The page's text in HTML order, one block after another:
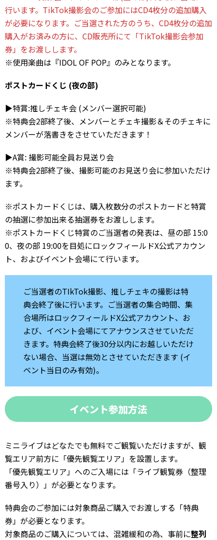
行います。TikTok撮影会のご参加にはCD4枚分の追加購入
が必要になります。ご当選された方のうち、CD4枚分の追加
購入がお済みの方に、CD販売所にて「TikTok撮影会参加
券」をお渡しします。
※使用楽曲は『IDOL OF POP』のみとなります。
ポストカードくじ (夜の部)
▶︎特賞:推しチェキ会 (メンバー選択可能)
※特典会2部終了後、メンバーとチェキ撮影＆そのチェキに
メンバーが落書きをさせていただきます！
▶︎A賞: 撮影可能全員お見送り会
※特典会2部終了後、撮影可能のお見送り会に参加いただけ
ます。
※ポストカードくじは、購入枚数分のポストカードと特賞
の抽選に参加出来る抽選券をお渡しします。
※ポストカードくじ特賞のご当選者の発表は、昼の部 15:0
0、夜の部 19:00を目処にロックフィールドX公式アカウン
ト、およびイベント会場にて行います。
ご当選者のTIkTok撮影、推しチェキの撮影は特
典会終了後に行います。ご当選者の集合時間、集
合場所はロックフィールドX公式アカウント、お
よび、イベント会場にてアナウンスさせていただ
きます。特典会終了後30分以内にお越しいただけ
ない場合、当選は無効とさせていただきます (イ
ベント当日のみ有効)。
イベント参加方法
ミニライブはどなたでも無料でご観覧いただけますが、観
覧エリア前方に「優先観覧エリア」を設置します。
「優先観覧エリア」へのご入場には「ライブ観覧券（整理
番号入り）」が必要となります。
特典会のご参加には対象商品ご購入でお渡しする「特典
券」が必要となります。
対象商品のご購入については、混雑緩和の為、事前に整列